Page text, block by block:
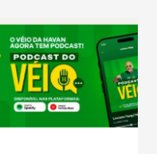
pagamento do 13º
já que o
dos anos recentes.
de 2025, 40% dos
lucro e outros 40%
o percentual de